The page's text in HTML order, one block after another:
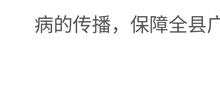
病的传播，保障全县